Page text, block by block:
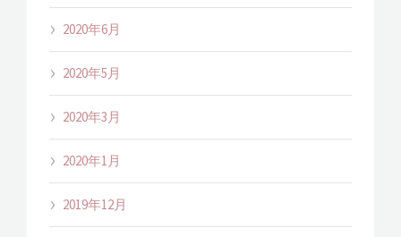
2020年6月
2020年5月
2020年3月
2020年1月
2019年12月